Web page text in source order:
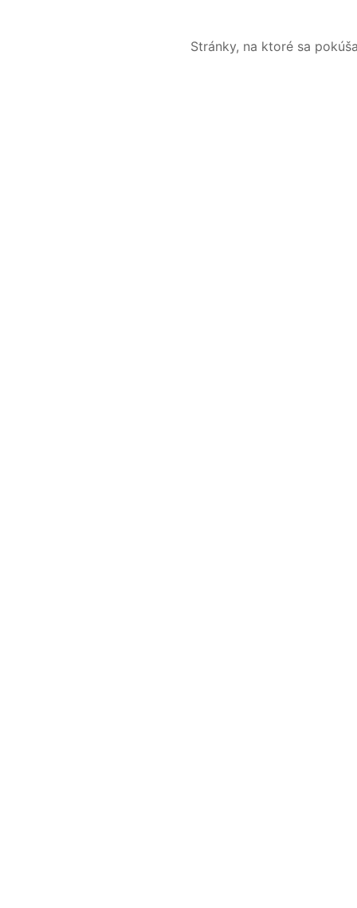
Stránky, na ktoré sa